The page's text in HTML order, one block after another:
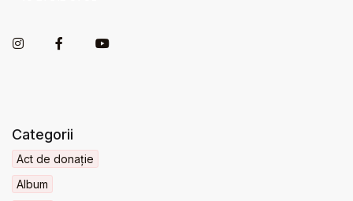
Categorii
Act de donație
Album